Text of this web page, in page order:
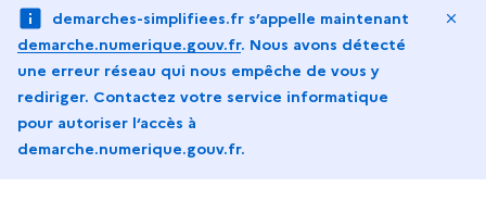
demarches-simplifiees.fr s’appelle maintenant
demarche.numerique.gouv.fr. Nous avons détecté
une erreur réseau qui nous empêche de vous y
rediriger. Contactez votre service informatique
pour autoriser l‘accès à
demarche.numerique.gouv.fr.